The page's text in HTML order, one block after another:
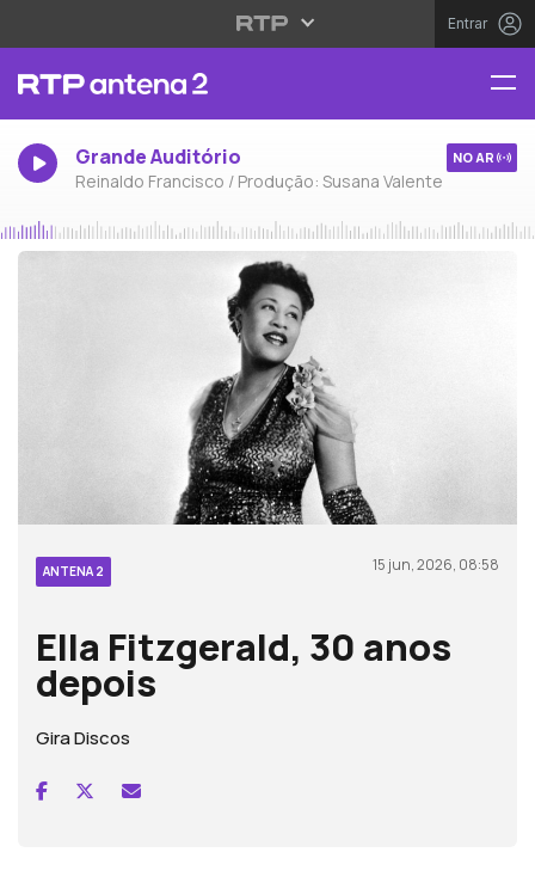
Entrar
Grande Auditório
Reinaldo Francisco / Produção: Susana Valente
NO AR
ANTENA 2 15 jun, 2026, 08:58
Ella Fitzgerald, 30 anos
depois
Gira Discos